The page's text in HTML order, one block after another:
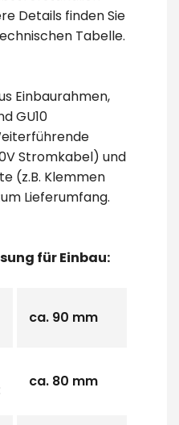
Details finden Sie
Tabelle.
Einbaurahmen,
GU10
Stromkabel) und
(z.B. Klemmen
Lieferumfang.
für Einbau:
ca. 90 mm
ca. 80 mm